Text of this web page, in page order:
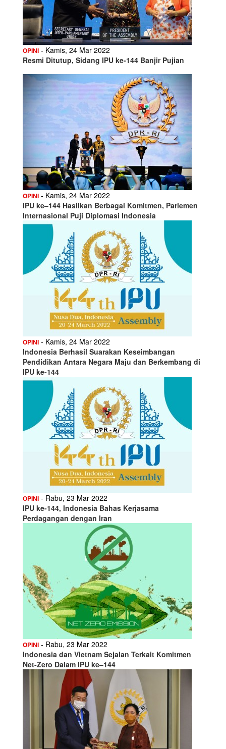
OPINI - Kamis, 24 Mar 2022
Resmi Ditutup, Sidang IPU ke-144 Banjir Pujian
OPINI - Kamis, 24 Mar 2022
IPU ke–144 Hasilkan Berbagai Komitmen, Parlemen
Internasional Puji Diplomasi Indonesia
OPINI - Kamis, 24 Mar 2022
Indonesia Berhasil Suarakan Keseimbangan
Pendidikan Antara Negara Maju dan Berkembang di
IPU ke-144
OPINI - Rabu, 23 Mar 2022
IPU ke-144, Indonesia Bahas Kerjasama
Perdagangan dengan Iran
OPINI - Rabu, 23 Mar 2022
Indonesia dan Vietnam Sejalan Terkait Komitmen
Net-Zero Dalam IPU ke–144